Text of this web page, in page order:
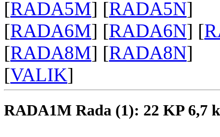
[RADA5M] [RADA5N]
[RADA6M] [RADA6N] [
[RADA8M] [RADA8N]
[VALIK]
RADA1M Rada (1): 22 KP 6,7